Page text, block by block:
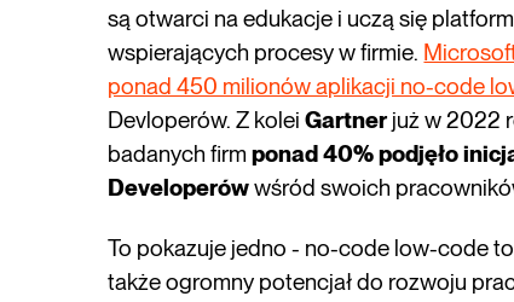
są otwarci na edukacje i uczą się
wspierających procesy w firmie.
ponad 450 milionów aplikacji no-code
Devloperów. Z koleiGartnerjuż w 2022
badanych firmponad 40% podjęło
Developerówwśród swoich
To pokazuje jedno - no-code low-code
także ogromny potencjał do rozwoju